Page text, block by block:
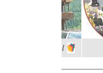
im Zillertal